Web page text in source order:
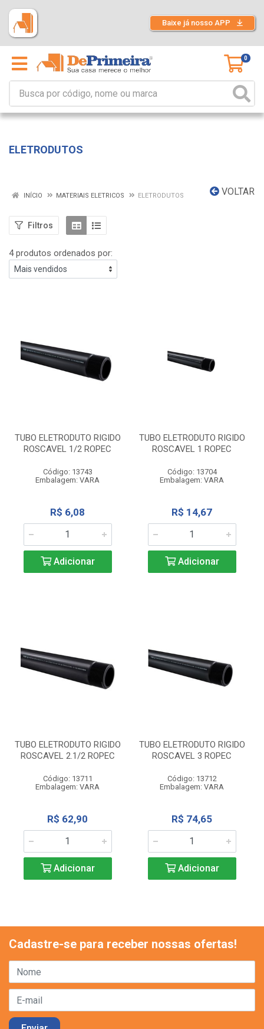
Baixe já nosso APP
0
ELETRODUTOS
VOLTAR
INÍCIO MATERIAIS ELETRICOS ELETRODUTOS
Filtros
4 produtos ordenados por:
TUBO ELETRODUTO RIGIDO
ROSCAVEL 1/2 ROPEC
Código: 13743
Embalagem: VARA
R$ 6,08
Adicionar
TUBO ELETRODUTO RIGIDO
ROSCAVEL 1 ROPEC
Código: 13704
Embalagem: VARA
R$ 14,67
Adicionar
TUBO ELETRODUTO RIGIDO
ROSCAVEL 2.1/2 ROPEC
Código: 13711
Embalagem: VARA
R$ 62,90
Adicionar
TUBO ELETRODUTO RIGIDO
ROSCAVEL 3 ROPEC
Código: 13712
Embalagem: VARA
R$ 74,65
Adicionar
Cadastre-se para receber nossas ofertas!